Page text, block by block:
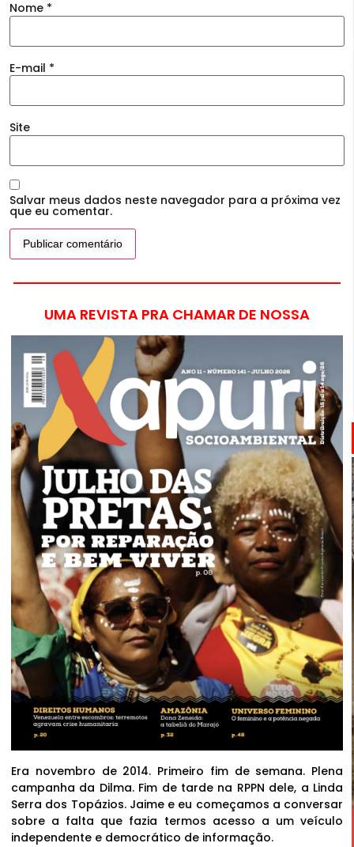
Nome *
E-mail *
Site
Salvar meus dados neste navegador para a próxima vez
que eu comentar.
UMA REVISTA PRA CHAMAR DE NOSSA
Era novembro de 2014. Primeiro fim de semana. Plena
campanha da Dilma. Fim de tarde na RPPN dele, a Linda
Serra dos Topázios. Jaime e eu começamos a conversar
sobre a falta que fazia termos acesso a um veículo
independente e democrático de informação.